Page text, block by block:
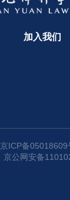
加入我们
京ICP备05018609
京公网安备